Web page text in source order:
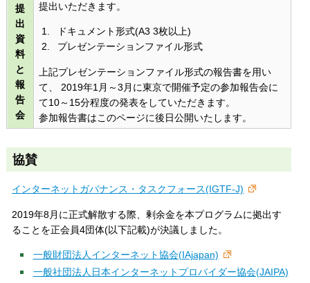
提
出
資
料
と
報
告
会
提出いただきます。
ドキュメント形式(A3 3枚以上)
プレゼンテーションファイル形式
上記プレゼンテーションファイル形式の報告書を用い
て、 2019年1月～3月に東京で開催予定の参加報告会に
て10～15分程度の発表をしていただきます。
参加報告書はこのページに後日公開いたします。
協賛
インターネットガバナンス・タスクフォース(IGTF-J)
2019年8月に正式解散する際、剰余金を本プログラムに拠出す
ることを正会員4団体(以下記載)が決議しました。
一般財団法人インターネット協会(IAjapan)
一般社団法人日本インターネットプロバイダー協会(JAIPA)